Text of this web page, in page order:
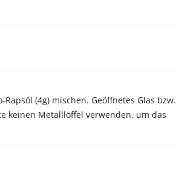
(4g) mischen. Geöffnetes Glas bzw.
keinen Metalllöffel verwenden, um das